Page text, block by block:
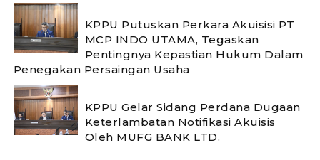
KPPU Putuskan Perkara Akuisisi PT
MCP INDO UTAMA, Tegaskan
Pentingnya Kepastian Hukum Dalam
Penegakan Persaingan Usaha
KPPU Gelar Sidang Perdana Dugaan
Keterlambatan Notifikasi Akuisis
Oleh MUFG BANK LTD.